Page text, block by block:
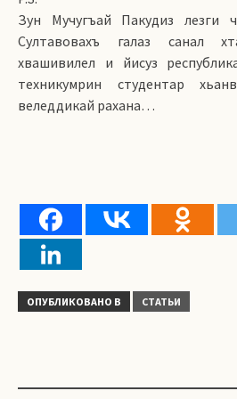
Зун Мучугъай Пакудиз лезги
Султавовахъ галаз санал
хвашивилел и йисуз
техникумрин студентар
веледдикай рахана…
ОПУБЛИКОВАНО В СТАТЬИ